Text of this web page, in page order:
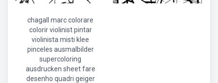
chagall marc colorare
colorir violinist pintar
violinista misti klee
pinceles ausmalbilder
supercoloring
ausdrucken sheet fare
desenho quadri geiger